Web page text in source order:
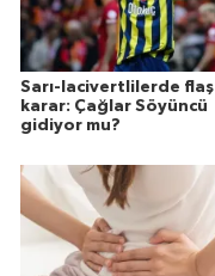
Sarı-lacivertlilerde flaş
karar: Çağlar Söyüncü
gidiyor mu?